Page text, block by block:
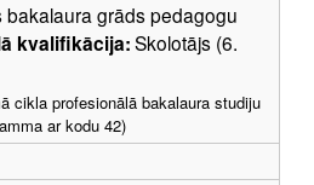
bakalaura grāds pedagogu
kvalifikācija:Skolotājs (6.
cikla profesionālā bakalaura studiju
ar kodu 42)